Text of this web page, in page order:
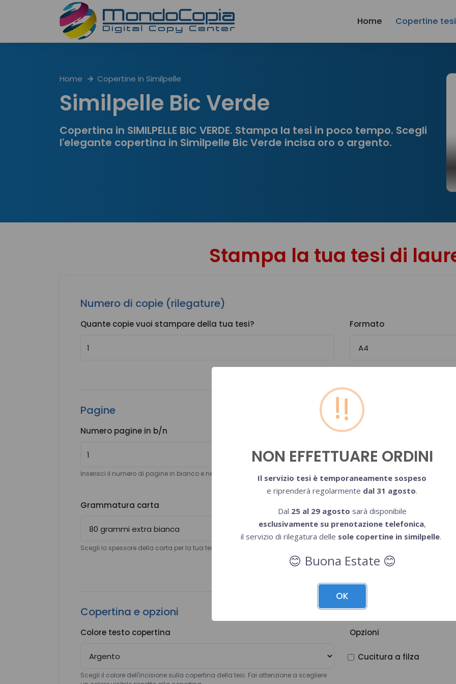
Home Copertine
Home Copertine in Similpelle
Similpelle Bic Verde
Copertina in SIMILPELLE BIC VERDE. Stampa la tesi in poco tempo. Scegli
l'elegante copertina in Similpelle Bic Verde incisa oro o argento.
Stampa la tua tesi di
Numero di copie (rilegature)
Quante copie vuoi stampare della tua tesi? Formato
Pagine
Numero pagine in b/n
Inserisci il numero di pagine in bianco e nero della singola tesi
Numero pagine a colori
Grammatura carta
Scegli lo spessore della carta per la tua tesi
relatore.
Copertina e opzioni
Colore testo copertina
Scegli il colore dell'incisione sulla copertina della tesi. Fai attenzione a scegliere
Opzioni
Cucitura a filza
!
NON EFFETTUARE ORDINI
Il servizio tesi è temporaneamente sospeso
e riprenderà regolarmente dal 31 agosto.
Dal 25 al 29 agosto sarà disponibile
esclusivamente su prenotazione telefonica,
il servizio di rilegatura delle sole copertine in similpelle.
😊 Buona Estate 😊
OK